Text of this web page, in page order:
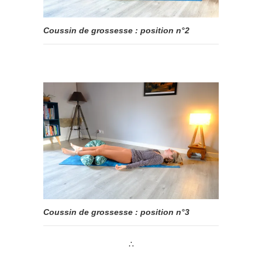
Coussin de grossesse : position n°2
Coussin de grossesse : position n°3
∴